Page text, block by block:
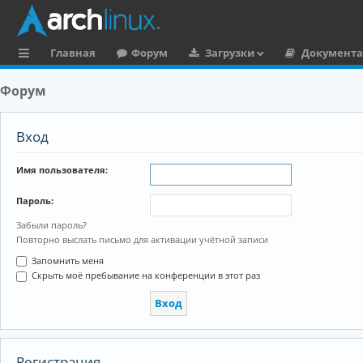
ы
и
Главная Форум Загрузки
Форум
Вход
Имя пользователя:
Пароль:
Забыли пароль?
Повторно выслать письмо для активации учётной записи
Запомнить меня
Скрыть моё пребывание на конференции в этот раз